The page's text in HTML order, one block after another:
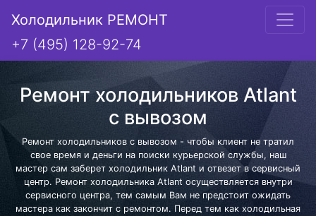
Холодильник РЕМОНТ
+7 (495) 128-92-74
Ремонт холодильников Atlant
с вывозом
Ремонт холодильников с вывозом - чтобы клиент не тратил
свое время и деньги на поиски курьерской службы, наш
мастер сам заберет холодильник Atlant и отвезет в сервисный
центр. Ремонт холодильника Atlant осуществляется внутри
сервисного центра, тем самым Вам не предстоит ожидать
мастера как закончит с ремонтом. Перед тем как холодильная